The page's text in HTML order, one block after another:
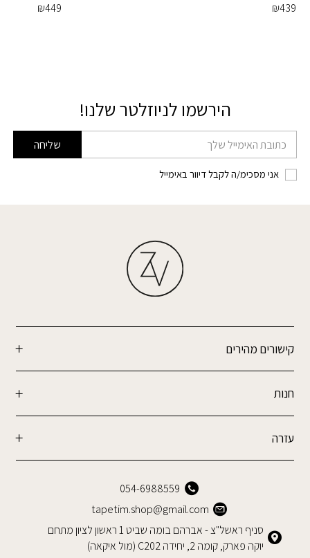
₪439
₪449
הירשמו לניוזלטר שלנו!
דוא׳׳ל שליחה
אני מסכימ/ה לקבל דיוור באימייל
קישורים מהירים
חנות
עזרה
054-6988559
tapetim.shop@gmail.com
סניף ראשל"צ - אברהם בומה שביט 1 ראשון לציון מתחם
יוקה פארק, קומה 2, יחידה C202 (מול איקאה)